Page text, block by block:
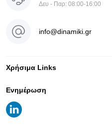
Δευ - Παρ: 08:00-16:00
info@dinamiki.gr
Χρήσιμα Links
Ενημέρωση